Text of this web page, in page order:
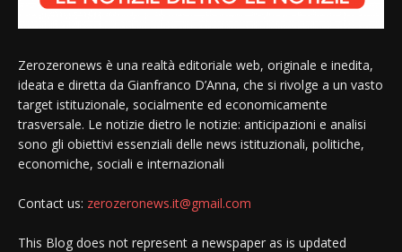
Zerozeronews è una realtà editoriale web, originale e inedita,
ideata e diretta da Gianfranco D’Anna, che si rivolge a un vasto
target istituzionale, socialmente ed economicamente
trasversale. Le notizie dietro le notizie: anticipazioni e analisi
sono gli obiettivi essenziali delle news istituzionali, politiche,
economiche, sociali e internazionali
Contact us: zerozeronews.it@gmail.com
This Blog does not represent a newspaper as is updated